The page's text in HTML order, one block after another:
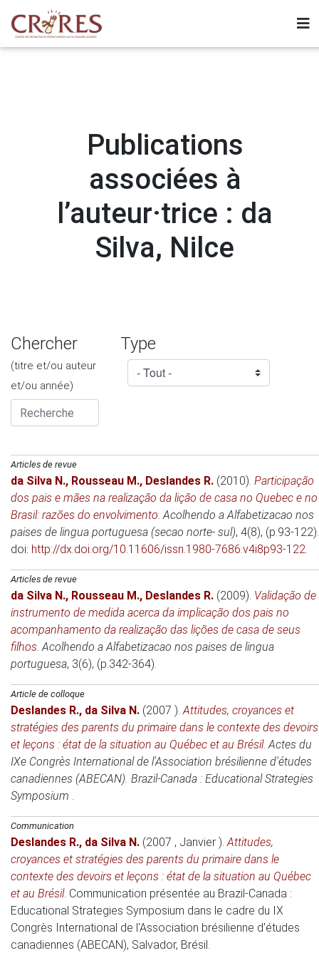
Publications
associées à
l’auteur·trice : da
Silva, Nilce
Chercher
(titre et/ou auteur
et/ou année)
Type
Articles de revue
da Silva N., Rousseau M., Deslandes R. (2010). Participação
dos pais e mães na realização da lição de casa no Quebec e no
Brasil: razões do envolvimento.Acolhendo a Alfabetizacao nos
paises de lingua portuguesa (secao norte- sul), 4(8), (p.93-122).
doi: http://dx.doi.org/10.11606/issn.1980-7686.v4i8p93-122.
Articles de revue
da Silva N., Rousseau M., Deslandes R. (2009). Validação de
instrumento de medida acerca da implicação dos pais no
acompanhamento da realização das lições de casa de seus
filhos.Acolhendo a Alfabetizacao nos paises de lingua
portuguesa, 3(6), (p.342-364).
Article de colloque
Deslandes R., da Silva N. (2007 ).Attitudes, croyances et
stratégies des parents du primaire dans le contexte des devoirs
et leçons : état de la situation au Québec et au Brésil.Actes du
IXe Congrès International de l'Association brésilienne d'études
canadiennes (ABECAN). Brazil-Canada : Educational Strategies
Symposium .
Communication
Deslandes R., da Silva N. (2007 , Janvier ).Attitudes,
croyances et stratégies des parents du primaire dans le
contexte des devoirs et leçons : état de la situation au Québec
et au Brésil. Communication présentée au Brazil-Canada :
Educational Strategies Symposium dans le cadre du IX
Congrès International de l'Association brésilienne d'études
canadiennes (ABECAN), Salvador, Brésil.